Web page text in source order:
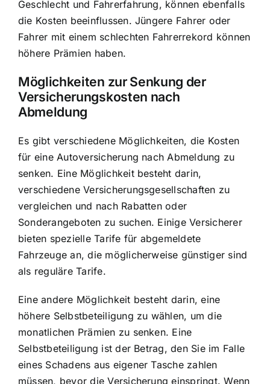
Geschlecht und Fahrerfahrung, können ebenfalls
die Kosten beeinflussen. Jüngere Fahrer oder
Fahrer mit einem schlechten Fahrerrekord können
höhere Prämien haben.
Möglichkeiten zur Senkung der
Versicherungskosten nach
Abmeldung
Es gibt verschiedene Möglichkeiten, die Kosten
für eine Autoversicherung nach Abmeldung zu
senken. Eine Möglichkeit besteht darin,
verschiedene Versicherungsgesellschaften zu
vergleichen und nach Rabatten oder
Sonderangeboten zu suchen. Einige Versicherer
bieten spezielle Tarife für abgemeldete
Fahrzeuge an, die möglicherweise günstiger sind
als reguläre Tarife.
Eine andere Möglichkeit besteht darin, eine
höhere Selbstbeteiligung zu wählen, um die
monatlichen Prämien zu senken. Eine
Selbstbeteiligung ist der Betrag, den Sie im Falle
eines Schadens aus eigener Tasche zahlen
müssen, bevor die Versicherung einspringt. Wenn